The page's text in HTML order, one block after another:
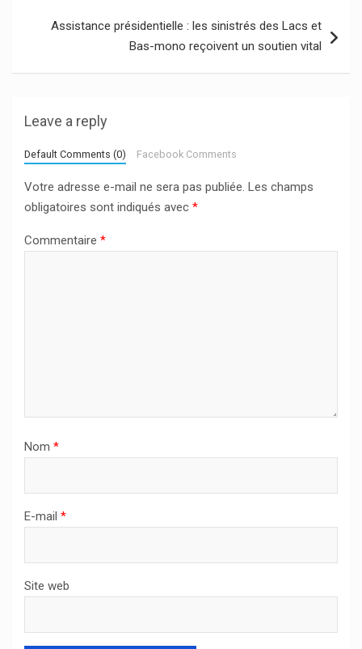
Assistance présidentielle : les sinistrés des Lacs et
Bas-mono reçoivent un soutien vital
Leave a reply
Default Comments (0) Facebook Comments
Votre adresse e-mail ne sera pas publiée. Les champs
obligatoires sont indiqués avec *
Commentaire *
Nom *
E-mail *
Site web